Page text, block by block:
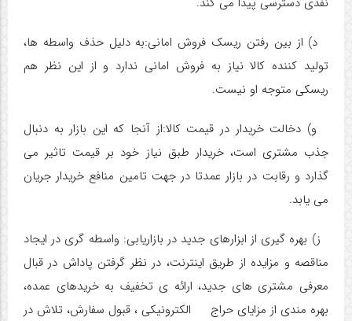
د) از بین رفتن ریسک فروش امانی:به دلیل حذف واسطه ها،
تولید کننده کالا نیاز به فروش امانی ندارد و از این نظر هم
ریسکی متوجه او نیست.
و) دخالت خریدار در قیمت کالا:از آنجا که این بازار به دنبال
جذب مشتری است، خریدار طبق نیاز خود بر قیمت تاثیر می
گذارد و رقابت در بازار عمدتا در جهت تامین منافع خریدار جریان
می یابد.
ز) بهره گیری از ابزارهای جدید در بازاریابی: واسطه گری در ایجاد
مناقصه و مزایده از طریق اینترنت، در نظر گرفتن پاداش در قبال
معرفی مشتری های جدید، ارائه ی تخفیف به خریدهای عمده،
بهره مندی از مزایای حراج الکترونیکی ، قبول سفارش، تلاش در